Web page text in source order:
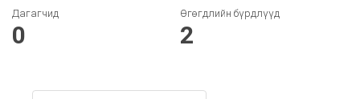
Дагагчид
0
Өгөгдлийн бүрдлүүд
2